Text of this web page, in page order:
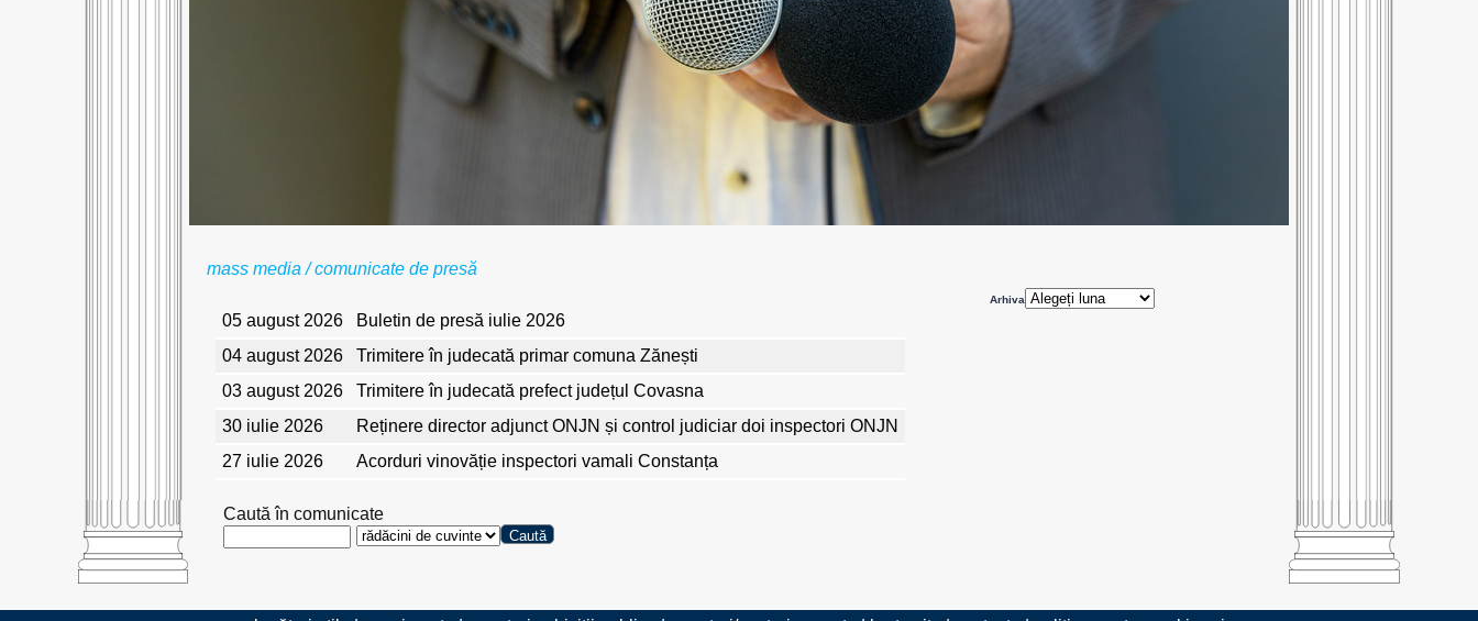
mass media / comunicate de presă
Arhiva
05 august 2026
Buletin de presă iulie 2026
04 august 2026
Trimitere în judecată primar comuna Zănești
03 august 2026
Trimitere în judecată prefect județul Covasna
30 iulie 2026
Reținere director adjunct ONJN și control judiciar doi inspectori ONJN
27 iulie 2026
Acorduri vinovăție inspectori vamali Constanța
Caută în comunicate